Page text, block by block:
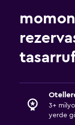
3+
yerde